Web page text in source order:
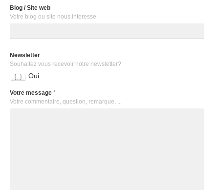
Blog / Site web
Votre blog ou site nous intéresse
Newsletter
Souhaitez vous recevoir notre newsletter?
Oui
Votre message *
Votre commentaire, question, remarque, ...